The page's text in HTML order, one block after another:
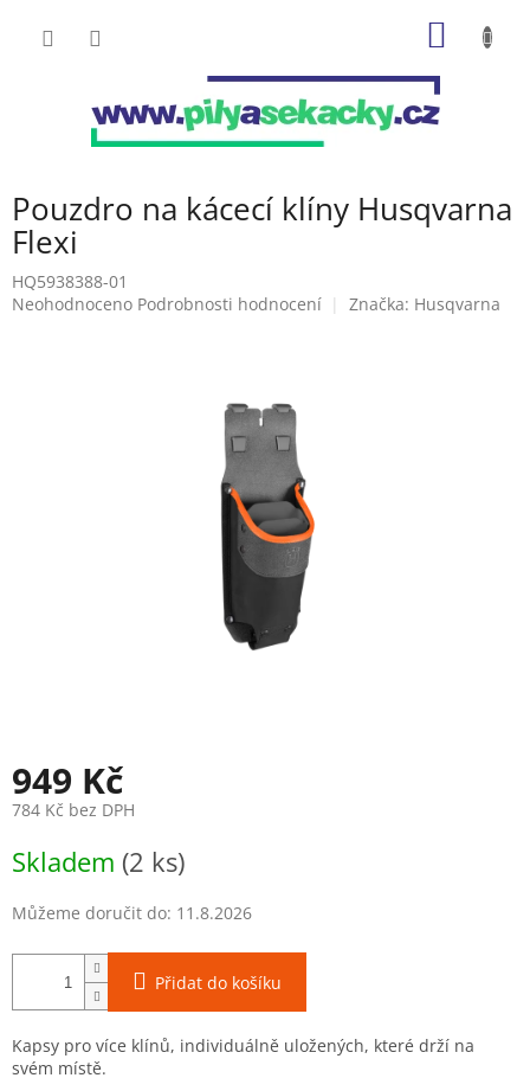
Pouzdro na kácecí klíny Husqvarna
Flexi
HQ5938388-01
Průměrné
Neohodnoceno Podrobnosti hodnocení Značka: Husqvarna
949 Kč
784 Kč bez DPH
cena:
Skladem (2 ks)
Můžeme doručit do: 11.8.2026
Přidat do košíku
Kapsy pro více klínů, individuálně uložených, které drží na
svém místě.